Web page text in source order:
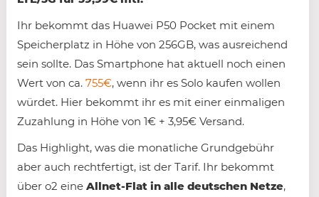
Ihr bekommt das Huawei P50 Pocket mit einem
Speicherplatz in Höhe von 256GB, was ausreichend
sein sollte. Das Smartphone hat aktuell noch einen
Wert von ca. 755€, wenn ihr es Solo kaufen wollen
würdet. Hier bekommt ihr es mit einer einmaligen
Zuzahlung in Höhe von 1€ + 3,95€ Versand.
Das Highlight, was die monatliche Grundgebühr
aber auch rechtfertigt, ist der Tarif. Ihr bekommt
über o2 eine Allnet-Flat in alle deutschen Netze,